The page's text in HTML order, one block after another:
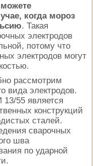
когда мороз
. Такая
электродов
потому что
электродов могут
рассмотрим
вида электродов.
55 является
конструкций
сталей.
сварочных
шва
по ударной